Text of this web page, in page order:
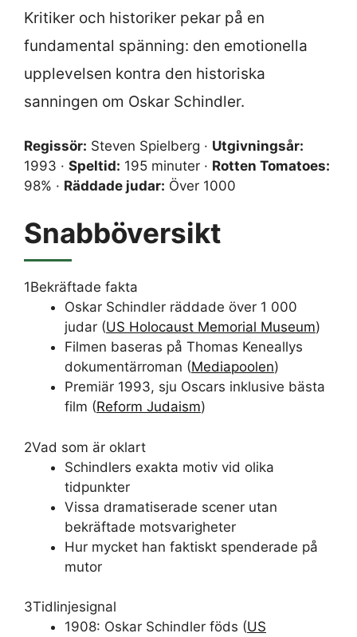
Kritiker och historiker pekar på en
fundamental spänning: den emotionella
upplevelsen kontra den historiska
sanningen om Oskar Schindler.
Regissör: Steven Spielberg · Utgivningsår:
1993 · Speltid: 195 minuter · Rotten Tomatoes:
98% · Räddade judar: Över 1000
Snabböversikt
1Bekräftade fakta
Oskar Schindler räddade över 1 000
judar (US Holocaust Memorial Museum)
Filmen baseras på Thomas Keneallys
dokumentärroman (Mediapoolen)
Premiär 1993, sju Oscars inklusive bästa
film (Reform Judaism)
2Vad som är oklart
Schindlers exakta motiv vid olika
tidpunkter
Vissa dramatiserade scener utan
bekräftade motsvarigheter
Hur mycket han faktiskt spenderade på
mutor
3Tidlinjesignal
1908: Oskar Schindler föds (US